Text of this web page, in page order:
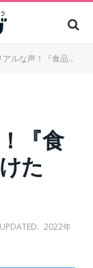
品を通して感動を届けたい』（食品）
『食
た
UPDATED: 2022年